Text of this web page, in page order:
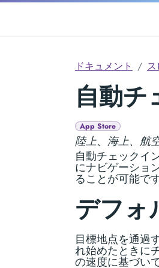
ドキュメント
自動チ
App Store
陸上、海上、航
自動チェックイ
にナビゲーショ
ることが可能です
デフォ
目標地点を通過
れ始めたときに
の速度に基づい